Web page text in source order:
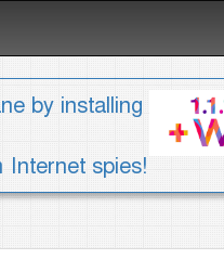
by installing
Internet spies!